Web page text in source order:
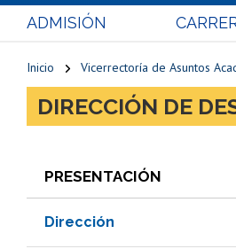
ADMISIÓN
Inicio Vicerrectoría de Asuntos
DIRECCIÓN DE
PRESENTACIÓN
Dirección